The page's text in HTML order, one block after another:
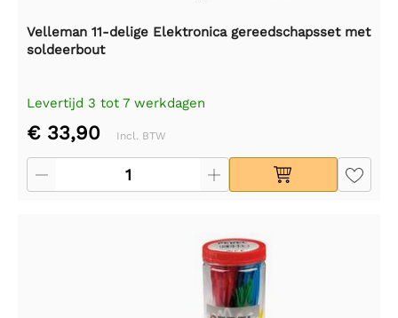
Velleman 11-delige Elektronica gereedschapsset met
soldeerbout
Levertijd 3 tot 7 werkdagen
€ 33,90 Incl. BTW